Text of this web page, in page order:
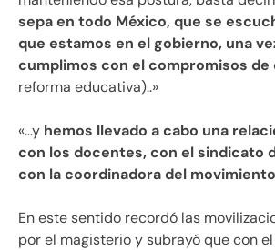
sepa en todo México, que se
que estamos en el gobierno, una
cumplimos con el compromisos de
reforma educativa)..»
«…y hemos llevado a cabo una
con los docentes, con el sindicato
con la coordinadora del
En este sentido recordó las
por el magisterio y subrayó que con